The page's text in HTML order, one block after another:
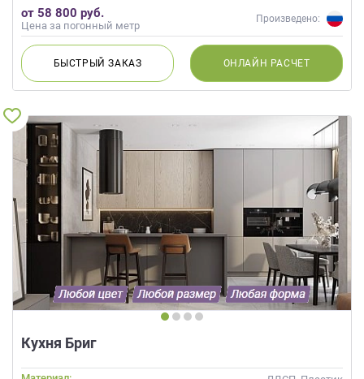
от 58 800 руб.
Цена за погонный метр
Произведено:
БЫСТРЫЙЗАКАЗ ОНЛАЙН РАСЧЕТ
Кухня Бриг